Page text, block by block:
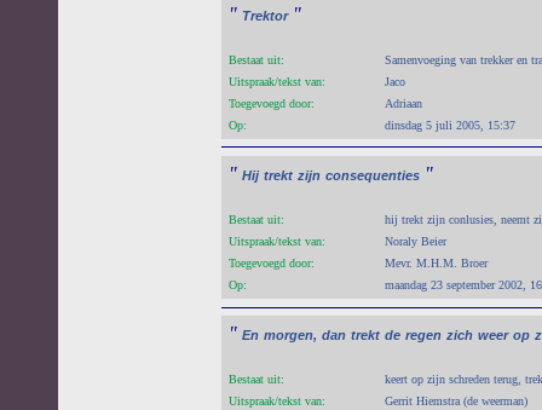
" Trektor "
Bestaat uit:
Samenvoeging van trekker en
Uitspraak/tekst van:
Jaco
Toegevoegd door:
Adriaan
Op:
dinsdag 5 juli 2005, 15:37
" Hij trekt zijn consequenties "
Bestaat uit:
hij trekt zijn conlusies, neemt
Uitspraak/tekst van:
Noraly Beier
Toegevoegd door:
Mevr. M.H.M. Broer
Op:
maandag 23 september 2002,
" En morgen, dan trekt de regen zich weer op
Bestaat uit:
keert op zijn schreden terug,
Uitspraak/tekst van:
Gerrit Hiemstra (de weerman)